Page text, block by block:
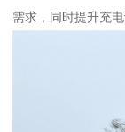
需求，同时提升充